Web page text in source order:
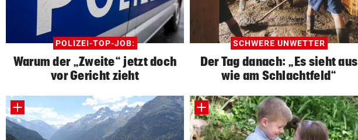
POLIZEI-TOP-JOB:
Warum der „Zweite“ jetzt doch
vor Gericht zieht
SCHWERE UNWETTER
Der Tag danach: „Es sieht aus
wie am Schlachtfeld“